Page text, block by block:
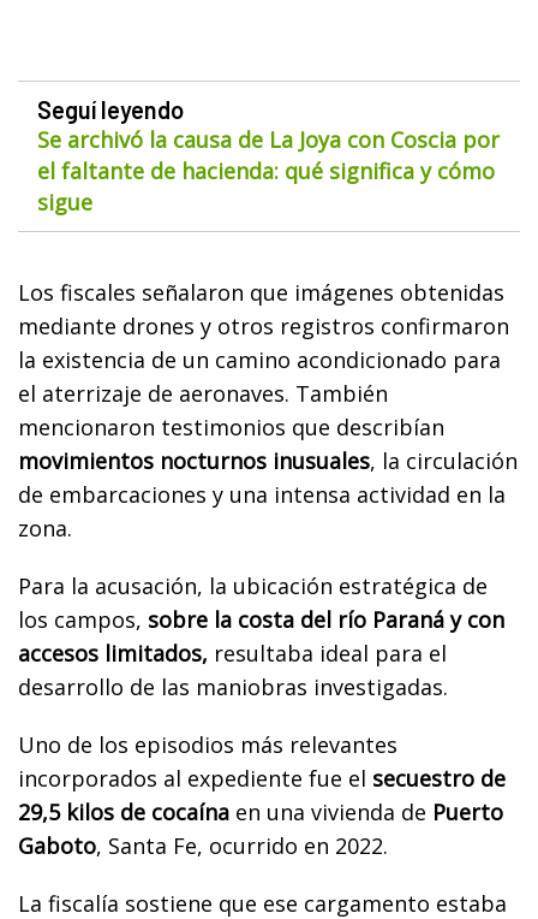
Seguí leyendo
Se archivó la causa de La Joya con Coscia por
el faltante de hacienda: qué significa y cómo
sigue
Los fiscales señalaron que imágenes obtenidas
mediante drones y otros registros confirmaron
la existencia de un camino acondicionado para
el aterrizaje de aeronaves. También
mencionaron testimonios que describían
movimientos nocturnos inusuales, la circulación
de embarcaciones y una intensa actividad en la
zona.
Para la acusación, la ubicación estratégica de
los campos, sobre la costa del río Paraná y con
accesos limitados, resultaba ideal para el
desarrollo de las maniobras investigadas.
Uno de los episodios más relevantes
incorporados al expediente fue el secuestro de
29,5 kilos de cocaína en una vivienda de Puerto
Gaboto, Santa Fe, ocurrido en 2022.
La fiscalía sostiene que ese cargamento estaba